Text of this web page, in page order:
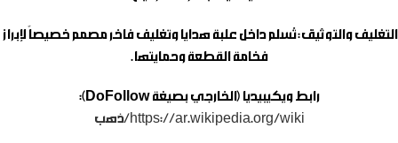
التغليف والتوثيق:تُسلم داخل علبة هدايا وتغليف فاخر مصمم خصيصاً لإبراز
فخامة القطعة وحمايتها.
رابط ويكيبيديا (الخارجي بصيغة DoFollow):
https://ar.wikipedia.org/wiki/ذهب